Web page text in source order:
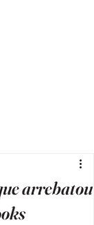
arrebatou